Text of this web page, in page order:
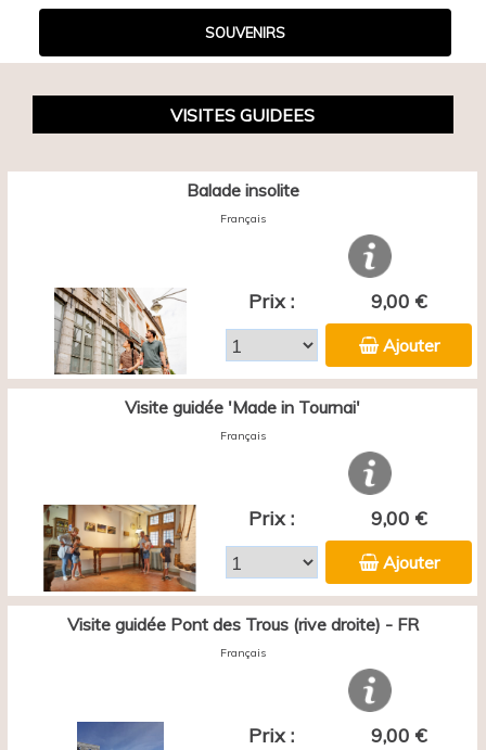
SOUVENIRS
VISITES GUIDEES
Balade insolite
Français
Prix : 9,00 €
Ajouter
Visite guidée 'Made in Tournai'
Français
Prix : 9,00 €
Ajouter
Visite guidée Pont des Trous (rive droite) - FR
Français
Prix : 9,00 €